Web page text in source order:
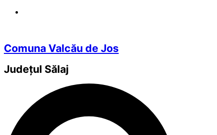
Comuna Valcău de Jos
Județul Sălaj